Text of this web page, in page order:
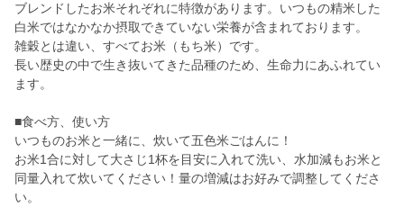
ブレンドしたお米それぞれに特徴があります。いつもの精米した
白米ではなかなか摂取できていない栄養が含まれております。
雑穀とは違い、すべてお米（もち米）です。
長い歴史の中で生き抜いてきた品種のため、生命力にあふれてい
ます。
■食べ方、使い方
いつものお米と一緒に、炊いて五色米ごはんに！
お米1合に対して大さじ1杯を目安に入れて洗い、水加減もお米と
同量入れて炊いてください！量の増減はお好みで調整してくださ
い。